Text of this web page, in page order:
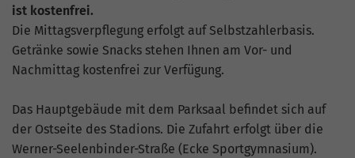
ist kostenfrei.
Die Mittagsverpflegung erfolgt auf Selbstzahlerbasis.
Getränke sowie Snacks stehen Ihnen am Vor- und
Nachmittag kostenfrei zur Verfügung.
Das Hauptgebäude mit dem Parksaal befindet sich auf
der Ostseite des Stadions. Die Zufahrt erfolgt über die
Werner-Seelenbinder-Straße (Ecke Sportgymnasium).